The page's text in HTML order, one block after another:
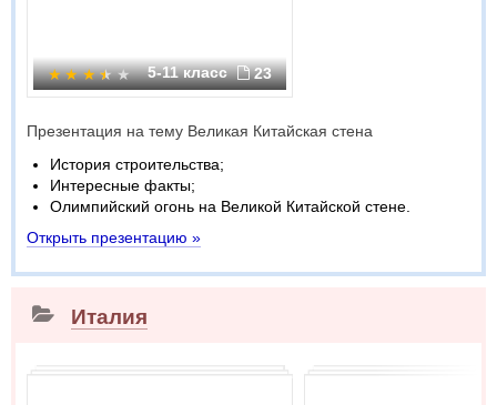
5-11 класс 23
Презентация на тему Великая Китайская стена
История строительства;
Интересные факты;
Олимпийский огонь на Великой Китайской стене.
Открыть презентацию »
Италия